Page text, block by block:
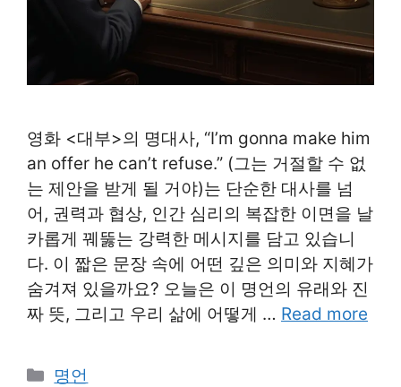
영화 <대부>의 명대사, “I’m gonna make him
an offer he can’t refuse.” (그는 거절할 수 없
는 제안을 받게 될 거야)는 단순한 대사를 넘
어, 권력과 협상, 인간 심리의 복잡한 이면을 날
카롭게 꿰뚫는 강력한 메시지를 담고 있습니
다. 이 짧은 문장 속에 어떤 깊은 의미와 지혜가
숨겨져 있을까요? 오늘은 이 명언의 유래와 진
짜 뜻, 그리고 우리 삶에 어떻게 … Read more
Categories
명언